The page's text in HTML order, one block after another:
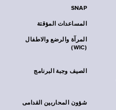
SNAP
المساعدات المؤقتة
المرآة والرضع والاطفال
(WIC)
الصيف وجبة البرنامج
شؤون المحاربين القدامى